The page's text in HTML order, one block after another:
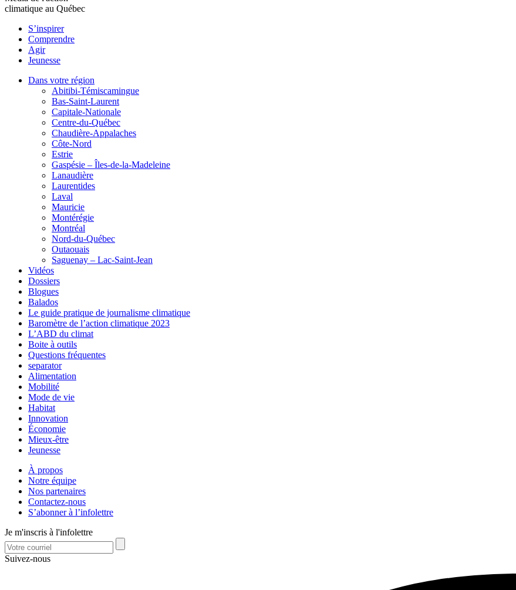
climatique au Québec
S’inspirer
Comprendre
Agir
Jeunesse
Dans votre région
Abitibi-Témiscamingue
Bas-Saint-Laurent
Capitale-Nationale
Centre-du-Québec
Chaudière-Appalaches
Côte-Nord
Estrie
Gaspésie – Îles-de-la-Madeleine
Lanaudière
Laurentides
Laval
Mauricie
Montérégie
Montréal
Nord-du-Québec
Outaouais
Saguenay – Lac-Saint-Jean
Vidéos
Dossiers
Blogues
Balados
Le guide pratique de journalisme climatique
Baromètre de l’action climatique 2023
L’ABD du climat
Boite à outils
Questions fréquentes
separator
Alimentation
Mobilité
Mode de vie
Habitat
Innovation
Économie
Mieux-être
Jeunesse
À propos
Notre équipe
Nos partenaires
Contactez-nous
S’abonner à l’infolettre
Je m'inscris à l'infolettre
Suivez-nous